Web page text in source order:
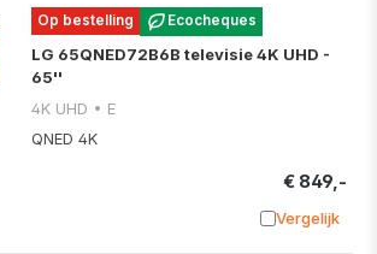
Op bestelling Ecocheques
LG 65QNED72B6B televisie 4K UHD -
65''
4K UHD • E
QNED 4K
€ 849,-
Vergelijk